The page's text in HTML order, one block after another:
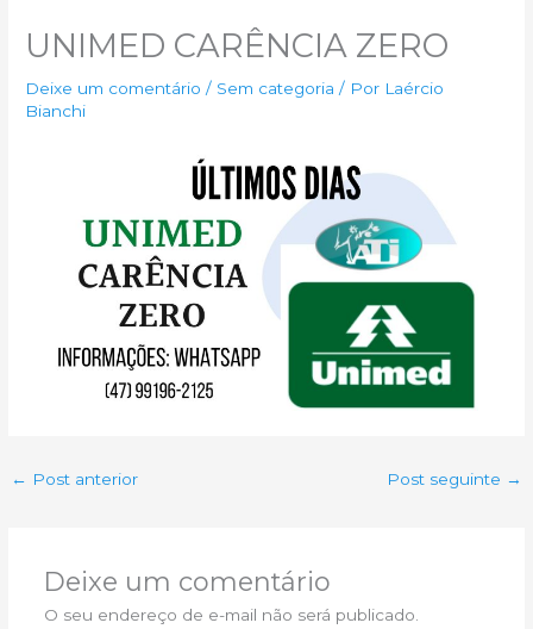
UNIMED CARÊNCIA ZERO
Deixe um comentário / Sem categoria / Por Laércio
Bianchi
← Post anterior Post seguinte →
Deixe um comentário
O seu endereço de e-mail não será publicado.